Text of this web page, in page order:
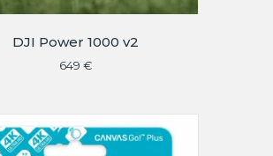
DJI Power 1000 v2
649 €